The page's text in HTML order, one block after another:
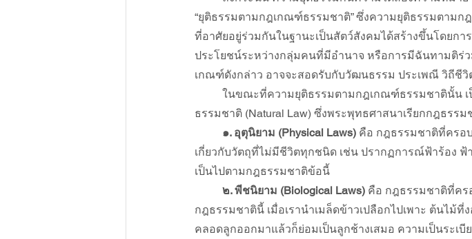
“ยุติธรรมตามกฎเกณฑ์ธรรมชาติ” ซึ่งความยุติธรรมตาม
ที่อาศัยอยู่ร่วมกันในฐานะเป็นสัตว์สังคมได้สร้างขึ้นโดยกา
ประโยชน์ระหว่างกลุ่มคนที่มีอำนาจ หรือการมีฉันทามติ
เกณฑ์ดังกล่าว อาจจะสอดรับกับวัฒนธรรม ประเพณี วิถีชี
ในขณะที่ความยุติธรรมตามกฎเกณฑ์ธรรมชาตินั้น
ธรรมชาติ (Natural Law) ซึ่งพระพุทธศาสนาเรียกกฎธรร
๑. อุตุนิยาม (Physical Laws) คือ กฎธรรมชาติที่ครอ
เกี่ยวกับวัตถุที่ไม่มีชีวิตทุกชนิด เช่น ปรากฏการณ์ฟ้าร้อง ฟ้
เป็นไปตามกฎธรรมชาติข้อนี้
๒. พีชนิยาม (Biological Laws) คือ กฎธรรมชาติที่คร
กฎธรรมชาตินี้ เมื่อเรานำเมล็ดข้าวเปลือกไปเพาะ ต้นไม้
คลอดลูกออกมาแล้วก็ย่อมเป็นลูกช้างเสมอ ความเป็นระเ